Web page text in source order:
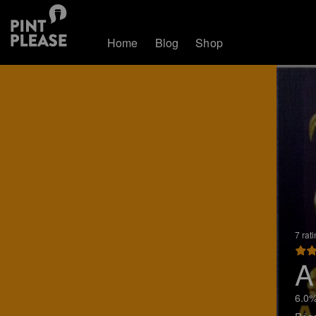
Home Blog Shop
7